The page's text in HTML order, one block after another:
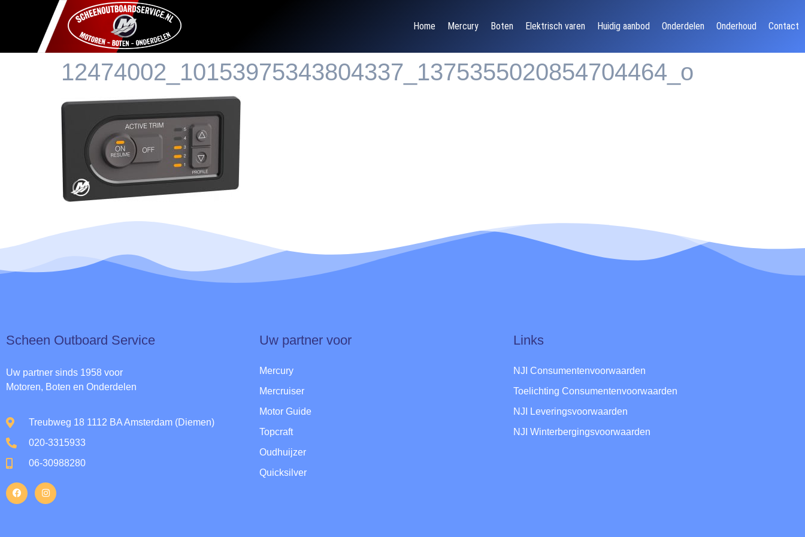
Home Mercury Boten Elektrisch varen Huidig aanbod Onderdelen Onderhoud Contact
12474002_10153975343804337_1375355020854704464_o
Scheen Outboard Service​
Uw partner sinds 1958 voor
Motoren, Boten en Onderdelen
Treubweg 18 1112 BA Amsterdam (Diemen)
020-3315933
06-30988280
Uw partner voor
Mercury
Mercruiser
Motor Guide
Topcraft
Oudhuijzer
Quicksilver
Links
NJI Consumentenvoorwaarden
Toelichting Consumentenvoorwaarden
NJI Leveringsvoorwaarden
NJI Winterbergingsvoorwaarden